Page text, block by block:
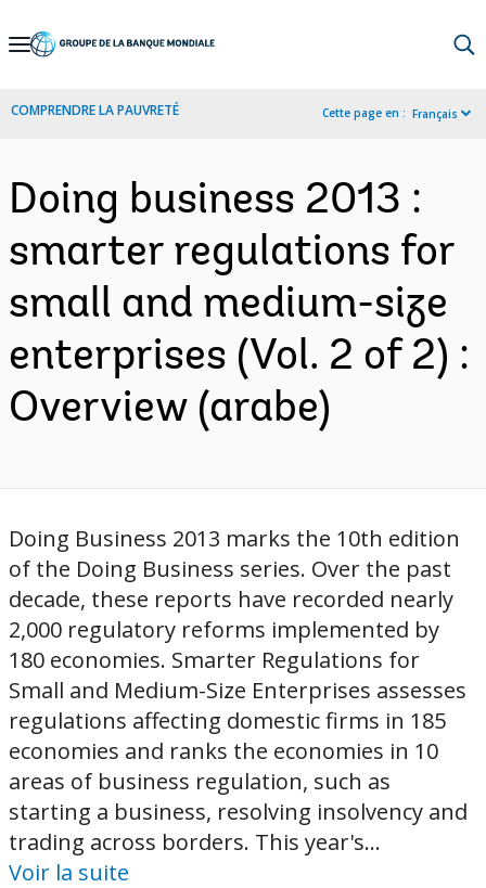
Skip
Navigation
COMPRENDRE LA PAUVRETÉ Cette page en : Français
Doing business 2013 :
smarter regulations for
small and medium-size
enterprises (Vol. 2 of 2) :
Overview (arabe)
Doing Business 2013 marks the 10th edition
of the Doing Business series. Over the past
decade, these reports have recorded nearly
2,000 regulatory reforms implemented by
180 economies. Smarter Regulations for
Small and Medium-Size Enterprises assesses
regulations affecting domestic firms in 185
economies and ranks the economies in 10
areas of business regulation, such as
starting a business, resolving insolvency and
trading across borders. This year's...
Voir la suite